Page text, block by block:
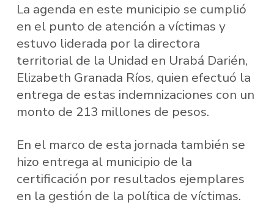
La agenda en este municipio se cumplió
en el punto de atención a víctimas y
estuvo liderada por la directora
territorial de la Unidad en Urabá Darién,
Elizabeth Granada Ríos, quien efectuó la
entrega de estas indemnizaciones con un
monto de 213 millones de pesos.
En el marco de esta jornada también se
hizo entrega al municipio de la
certificación por resultados ejemplares
en la gestión de la política de víctimas.